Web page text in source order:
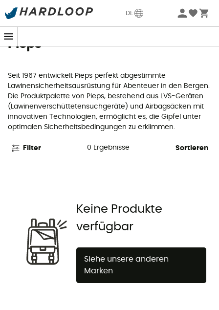
DE
Sommerangebote🔥 -5% EXTRA ab 2 Produkten* Code
Pieps
Seit 1967 entwickelt Pieps perfekt abgestimmte
Lawinensicherheitsausrüstung für Abenteuer in den Bergen.
Die Produktpalette von Pieps, bestehend aus LVS-Geräten
(Lawinenverschüttetensuchgeräte) und Airbagsäcken mit
innovativen Technologien, ermöglicht es, die Gipfel unter
optimalen Sicherheitsbedingungen zu erklimmen.
Filter 0 Ergebnisse Sortieren
Keine Produkte
verfügbar
Siehe unsere anderen
Marken